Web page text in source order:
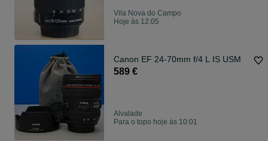
Vila Nova do Campo
Hoje às 12:05
Canon EF 24-70mm f/4 L IS USM
589 €
Alvalade
Para o topo hoje às 10:01